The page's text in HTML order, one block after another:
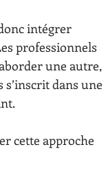
intégrer
professionnels
une autre,
dans une
cette approche